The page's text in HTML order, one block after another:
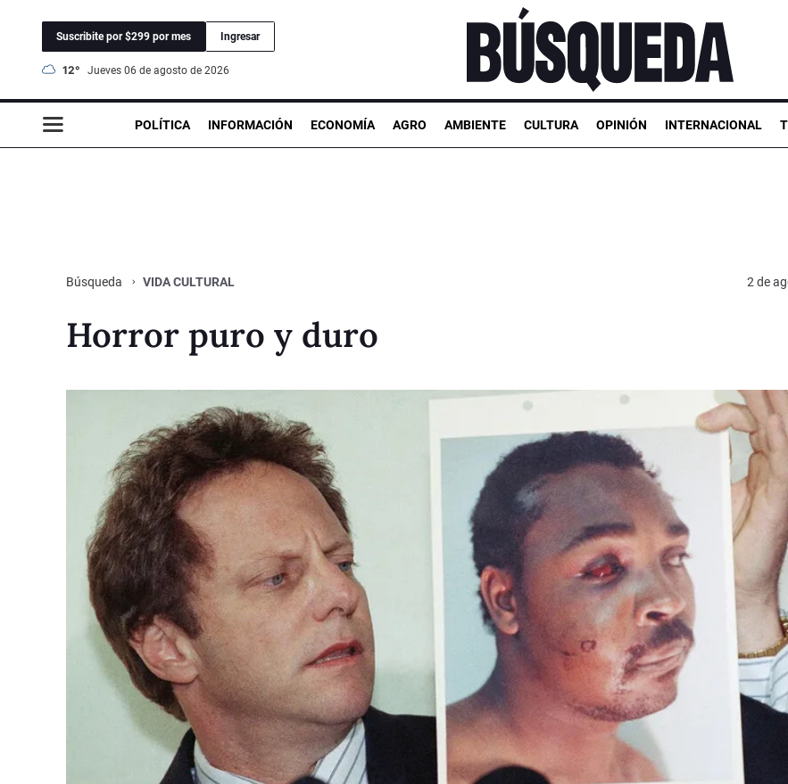
Suscribite por $299 por mes Ingresar
12° jueves 06 de agosto de 2026
POLÍTICA INFORMACIÓN ECONOMÍA AGRO AMBIENTE CULTURA OPINIÓN INTERNACIONAL
Búsqueda VIDA CULTURAL 2 de
Horror puro y duro